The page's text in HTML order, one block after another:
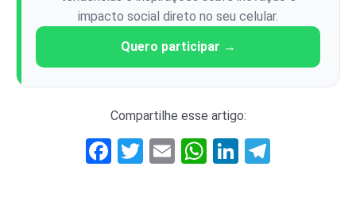
impacto social direto no seu celular.
Quero participar →
Compartilhe esse artigo:
Facebook
Twitter
EmailWhatsApp
LinkedIn